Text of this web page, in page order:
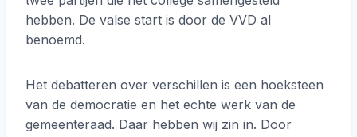
hebben. De valse start is door de VVD al
benoemd.
Het debatteren over verschillen is een hoeksteen
van de democratie en het echte werk van de
gemeenteraad. Daar hebben wij zin in. Door